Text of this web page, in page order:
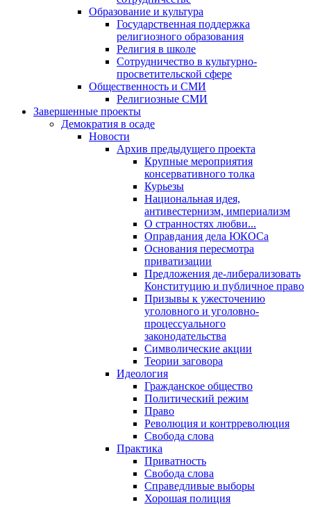
Образование и культура
Государственная поддержка
религиозного образования
Религия в школе
Сотрудничество в культурно-
просветительской сфере
Общественность и СМИ
Религиозные СМИ
Завершенные проекты
Демократия в осаде
Новости
Архив предыдущего проекта
Крупные мероприятия
консервативного толка
Курьезы
Национальная идея,
антивестернизм, империализм
О странностях любви...
Оправдания дела ЮКОСа
Основания пересмотра
приватизации
Предложения де-либерализовать
Конституцию и публичное право
Призывы к ужесточению
уголовного и уголовно-
процессуального
законодательства
Символические акции
Теории заговора
Идеология
Гражданское общество
Политический режим
Право
Революция и контрреволюция
Свобода слова
Практика
Приватность
Свобода слова
Справедливые выборы
Хорошая полиция